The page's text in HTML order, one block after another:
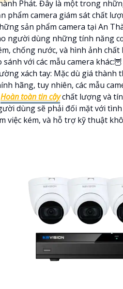
Phát. Đây là một trong
phẩm camera giám sát chất
sản phẩm camera tại An
người dùng những tính năng
chống nước, và hình ảnh chất
sánh với các mẫu camera khác:🦉
xách tay: Mặc dù giá thành
hãng, tuy nhiên, các mẫu
Hoàn toàn tin cậychất lượng và
dùng sẽ phải đối mặt với
việc kém, và hỗ trợ kỹ thuật